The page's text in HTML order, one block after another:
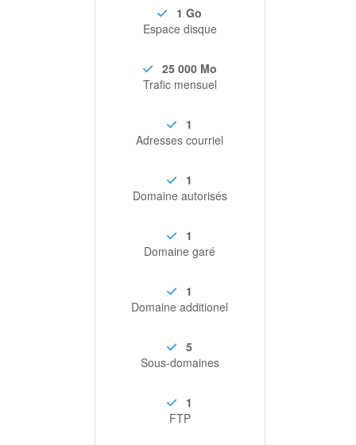
1 Go
Espace disque
25 000 Mo
Trafic mensuel
1
Adresses courriel
1
Domaine autorisés
1
Domaine garé
1
Domaine additionel
5
Sous-domaines
1
FTP